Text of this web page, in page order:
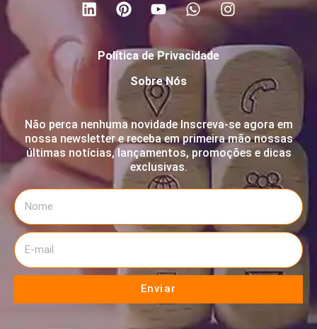
Política de Privacidade
Sobre Nós
Não perca nenhuma novidade Inscreva-se agora em
nossa newsletter e receba em primeira mão nossas
últimas notícias, lançamentos, promoções e dicas
exclusivas.
Enviar